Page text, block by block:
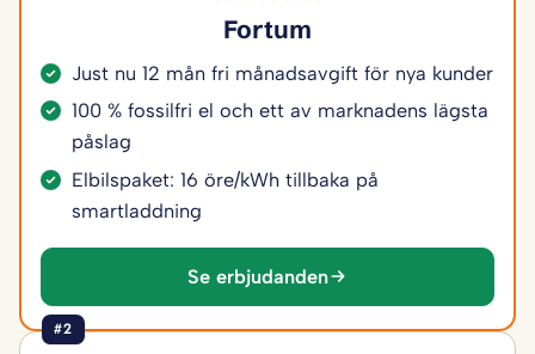
Fortum
Just nu 12 mån fri månadsavgift för nya kunder
100 % fossilfri el och ett av marknadens lägsta
påslag
Elbilspaket: 16 öre/kWh tillbaka på
smartladdning
Se erbjudanden
#2